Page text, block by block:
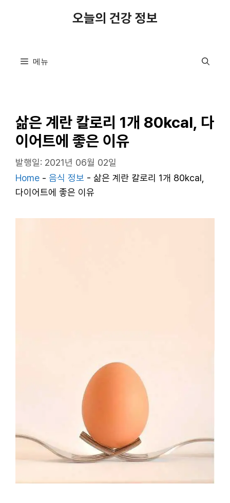
오늘의 건강 정보
메뉴
삶은 계란 칼로리 1개 80kcal, 다
이어트에 좋은 이유
발행일: 2021년 06월 02일
Home - 음식 정보 - 삶은 계란 칼로리 1개 80kcal,
다이어트에 좋은 이유